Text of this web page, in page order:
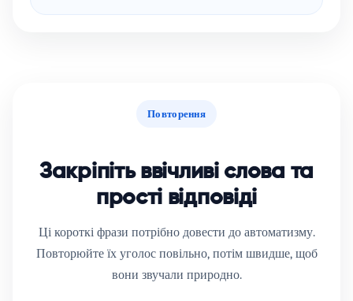
Повторення
Закріпіть ввічливі слова та
прості відповіді
Ці короткі фрази потрібно довести до автоматизму.
Повторюйте їх уголос повільно, потім швидше, щоб
вони звучали природно.